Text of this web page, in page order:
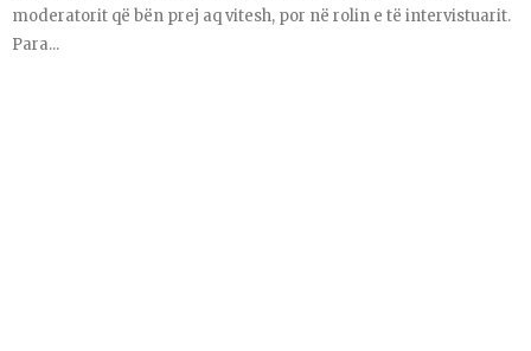
moderatorit që bën prej aq vitesh, por në rolin e të intervistuarit.
Para...